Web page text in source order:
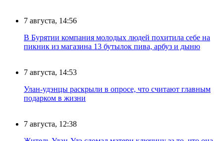
7 августа, 14:56
В Бурятии компания молодых людей похитила себе на
пикник из магазина 13 бутылок пива, арбуз и дыню
7 августа, 14:53
Улан-удэнцы раскрыли в опросе, что считают главным
подарком в жизни
7 августа, 12:38